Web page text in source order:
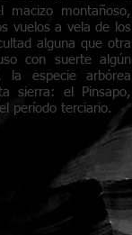
macizo montañoso,
vuelos a vela de los
alguna que otra
con suerte algún
la especie arbórea
sierra: el Pinsapo,
período terciario.